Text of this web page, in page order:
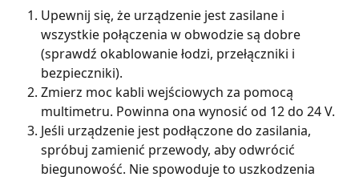
Upewnij się, że urządzenie jest zasilane i
wszystkie połączenia w obwodzie są dobre
(sprawdź okablowanie łodzi, przełączniki i
bezpieczniki).
Zmierz moc kabli wejściowych za pomocą
multimetru. Powinna ona wynosić od 12 do 24 V.
Jeśli urządzenie jest podłączone do zasilania,
spróbuj zamienić przewody, aby odwrócić
biegunowość. Nie spowoduje to uszkodzenia